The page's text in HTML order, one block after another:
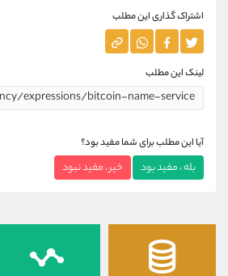
اشتراک گذاری این مطلب
لینک این مطلب
آیا این مطلب برای شما مفید بود؟
بله ، مفید بود خیر ، مفید نبود